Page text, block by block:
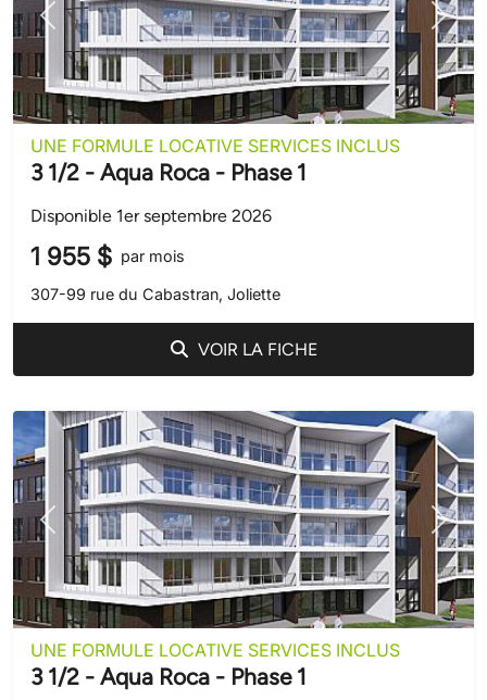
Précédent Suivant
UNE FORMULE LOCATIVE SERVICES INCLUS
3 1/2 - Aqua Roca - Phase 1
Disponible 1er septembre 2026
1 955 $ par mois
307-99 rue du Cabastran, Joliette
VOIR LA FICHE
Précédent Suivant
UNE FORMULE LOCATIVE SERVICES INCLUS
3 1/2 - Aqua Roca - Phase 1